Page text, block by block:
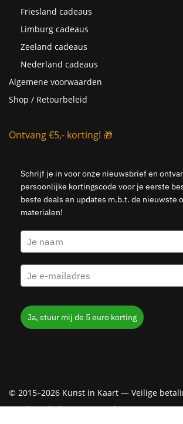
Friesland cadeaus
Limburg cadeaus
Zeeland cadeaus
Nederland cadeaus
Algemene voorwaarden
Shop / Retourbeleid
Ontvang €5,- korting! 🎁
Schrijf je in voor onze nieuwsbrief en
persoonlijke kortingscode voor je eerste
beste deals en updates m.b.t. de nieuwste
materialen!
Ja, stuur mij de 5 euro korting
© 2015–2026 Kunst in Kaart — Veilige
Creditcard, Klarna & PayPal